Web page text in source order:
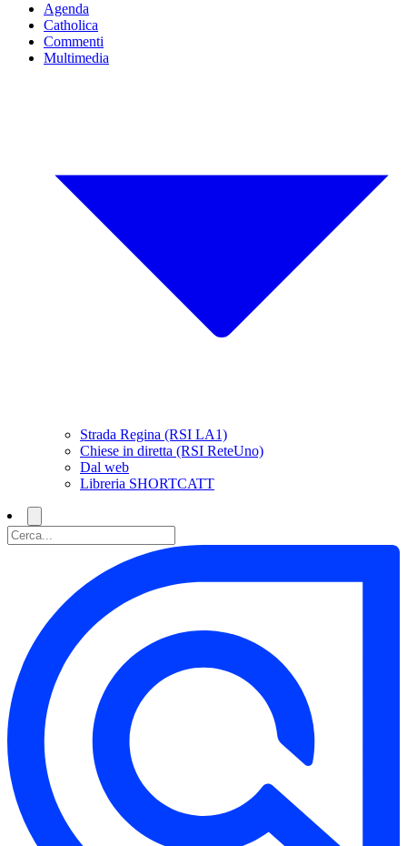
Agenda
Catholica
Commenti
Multimedia
Strada Regina (RSI LA1)
Chiese in diretta (RSI ReteUno)
Dal web
Libreria SHORTCATT